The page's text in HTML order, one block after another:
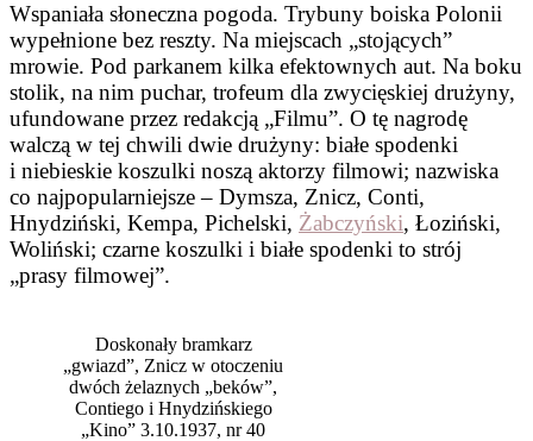
Wspaniała słoneczna pogoda. Trybuny boiska Polonii
wypełnione bez reszty. Na miejscach „stojących”
mrowie. Pod parkanem kilka efektownych aut. Na boku
stolik, na nim puchar, trofeum dla zwycięskiej drużyny,
ufundowane przez redakcją „Filmu”. O tę nagrodę
walczą w tej chwili dwie drużyny: białe spodenki
i niebieskie koszulki noszą aktorzy filmowi; nazwiska
co najpopularniejsze – Dymsza, Znicz, Conti,
Hnydziński, Kempa, Pichelski, Żabczyński, Łoziński,
Woliński; czarne koszulki i białe spodenki to strój
„prasy filmowej”.
Doskonały bramkarz
„gwiazd”, Znicz w otoczeniu
dwóch żelaznych „beków”,
Contiego i Hnydzińskiego
„Kino” 3.10.1937, nr 40